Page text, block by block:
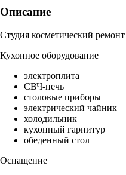
Описание
Студия косметический
Кухонное оборудование
электроплита
СВЧ-печь
столовые приборы
электрический чайник
холодильник
кухонный гарнитур
обеденный стол
Оснащение